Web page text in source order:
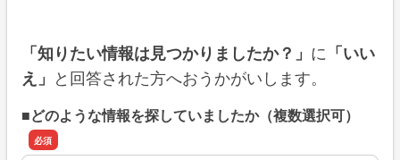
「知りたい情報は見つかりましたか？」 に 「いい
え」 と回答された方へおうかがいします。
■どのような情報を探していましたか（複数選択可）